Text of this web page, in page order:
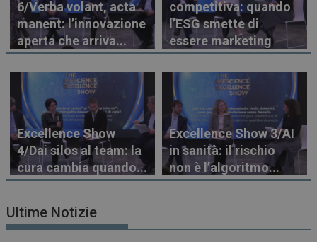
6/Verba volant, acta
manent: l’innovazione
aperta che arriva...
competitiva: quando
l’ESG smette di
essere marketing
Excellence Show
4/Dai silos al team: la
cura cambia quando...
Excellence Show 3/AI
in sanità: il rischio
non è l’algoritmo...
Ultime Notizie